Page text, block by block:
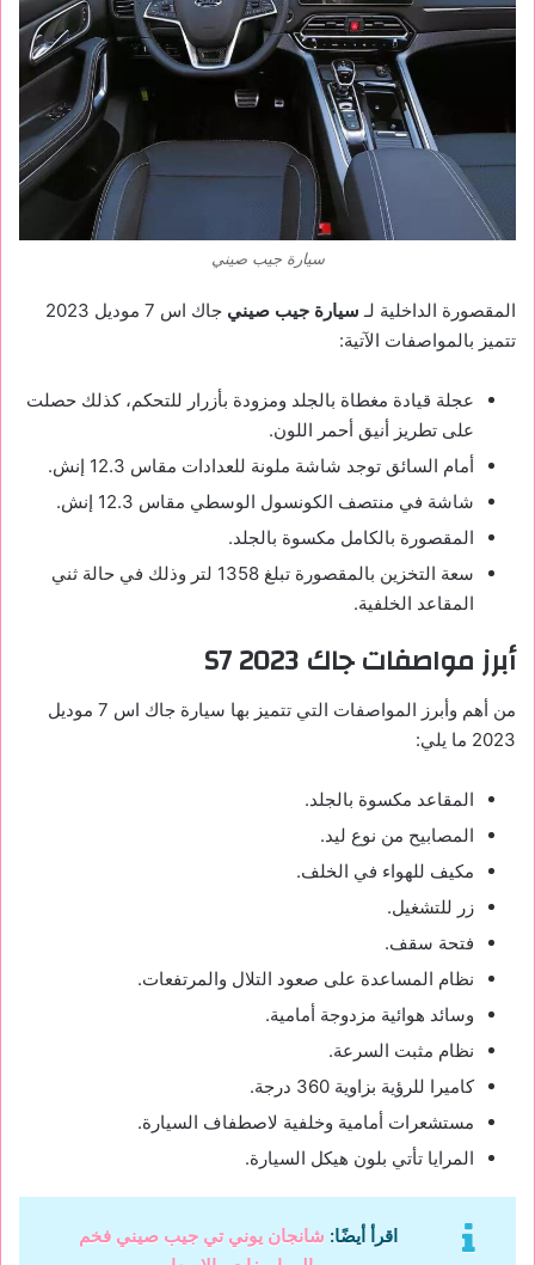
سيارة جيب صيني
المقصورة الداخلية لـ سيارة جيب صيني
جاك اس 7 موديل 2023
تتميز بالمواصفات الآتية:
عجلة قيادة مغطاة بالجلد ومزودة بأزرار للتحكم، كذلك حصلت
على تطريز أنيق أحمر اللون.
أمام السائق توجد شاشة ملونة للعدادات مقاس 12.3 إنش.
شاشة في منتصف الكونسول الوسطي مقاس 12.3 إنش.
المقصورة بالكامل مكسوة بالجلد.
سعة التخزين بالمقصورة تبلغ 1358 لتر وذلك في حالة ثني
المقاعد الخلفية.
أبرز مواصفات جاك S7 2023
من أهم وأبرز المواصفات التي تتميز بها سيارة جاك اس 7 موديل
2023 ما يلي:
المقاعد مكسوة بالجلد.
المصابيح من نوع ليد.
مكيف للهواء في الخلف.
زر للتشغيل.
فتحة سقف.
نظام المساعدة على صعود التلال والمرتفعات.
وسائد هوائية مزدوجة أمامية.
نظام مثبت السرعة.
كاميرا للرؤية بزاوية 360 درجة.
مستشعرات أمامية وخلفية لاصطفاف السيارة.
المرايا تأتي بلون هيكل السيارة.
اقرأ أيضًا: شانجان يوني تي جيب صيني فخم